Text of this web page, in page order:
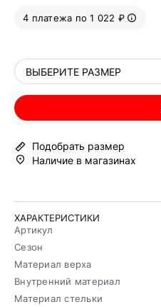
4 платежа по 1 022 ₽
ВЫБЕРИТЕ РАЗМЕР
Подобрать размер
Наличие в магазинах
ХАРАКТЕРИСТИКИ
Артикул
Сезон
Материал верха
Внутренний материал
Материал стельки